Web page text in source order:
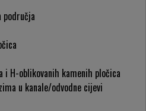
područja
i H-oblikovanih kamenih pločica
u kanale/odvodne cijevi